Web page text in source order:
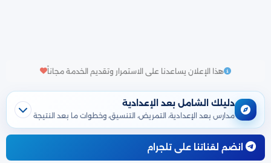
هذا الإعلان يساعدنا على الاستمرار وتقديم الخدمة مجاناً
دليلك الشامل بعد الإعدادية
مدارس بعد الإعدادية، التمريض، التنسيق، وخطوات ما بعد النتيجة
انضم لقناتنا على تلجرام